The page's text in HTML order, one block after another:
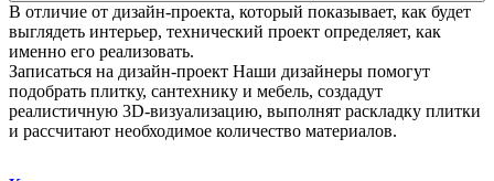
В отличие от дизайн-проекта, который показывает, как будет
выглядеть интерьер, технический проект определяет, как
именно его реализовать.
Записаться на дизайн-проект Наши дизайнеры помогут
подобрать плитку, сантехнику и мебель, создадут
реалистичную 3D-визуализацию, выполнят раскладку плитки
и рассчитают необходимое количество материалов.